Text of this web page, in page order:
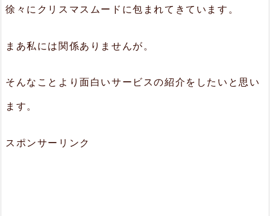
徐々にクリスマスムードに包まれてきています。
まあ私には関係ありませんが。
そんなことより面白いサービスの紹介をしたいと思い
ます。
スポンサーリンク